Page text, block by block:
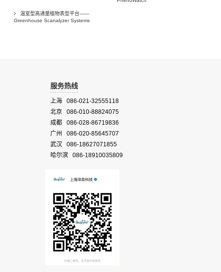
温室型高通量植物表型平台——
Greenhouse Scanalyzer Systems
服务热线
上海 086-021-32555118
北京 086-010-88824075
成都 086-028-86719836
广州 086-020-85645707
武汉 086-18627071855
哈尔滨 086-18910035809